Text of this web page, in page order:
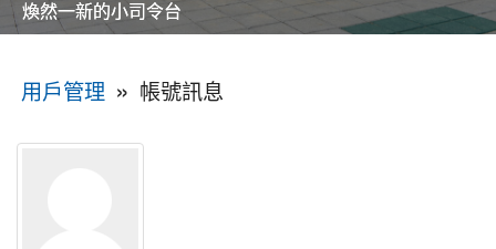
美麗的操場是我們活力的來源
美麗的操場是我們活力的來源
煥然一新的小司令台
煥然一新的小司令台
富含桃園埤塘田園風光意象的中廊
富含桃園埤塘田園風光意象的中廊
嶄新的中庭廣場
嶄新的中庭廣場
水生池生生不息
水生池生生不息
用戶管理 » 帳號訊息